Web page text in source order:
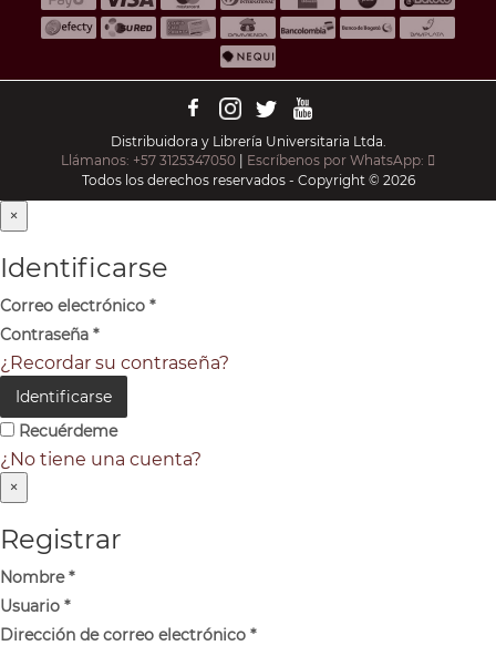
Distribuidora y Librería Universitaria Ltda.
Llámanos: +57 3125347050 | Escríbenos por WhatsApp:
Todos los derechos reservados - Copyright © 2026
×
Identificarse
Correo electrónico *
Contraseña *
¿Recordar su contraseña?
Identificarse
Recuérdeme
¿No tiene una cuenta?
×
Registrar
Nombre*
Usuario *
Dirección de correo electrónico *